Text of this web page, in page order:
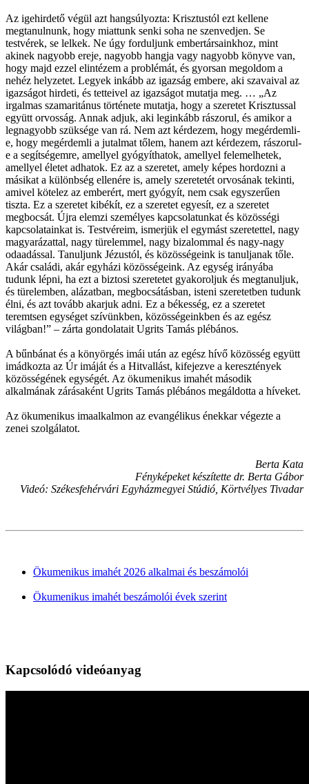
Az igehirdető végül azt hangsúlyozta: Krisztustól ezt kellene
megtanulnunk, hogy miattunk senki soha ne szenvedjen. Se
testvérek, se lelkek. Ne úgy forduljunk embertársainkhoz, mint
akinek nagyobb ereje, nagyobb hangja vagy nagyobb könyve van,
hogy majd ezzel elintézem a problémát, és gyorsan megoldom a
nehéz helyzetet. Legyek inkább az igazság embere, aki szavaival az
igazságot hirdeti, és tetteivel az igazságot mutatja meg. … „Az
irgalmas szamaritánus története mutatja, hogy a szeretet Krisztussal
együtt orvosság. Annak adjuk, aki leginkább rászorul, és amikor a
legnagyobb szüksége van rá. Nem azt kérdezem, hogy megérdemli-
e, hogy megérdemli a jutalmat tőlem, hanem azt kérdezem, rászorul-
e a segítségemre, amellyel gyógyíthatok, amellyel felemelhetek,
amellyel életet adhatok. Ez az a szeretet, amely képes hordozni a
másikat a különbség ellenére is, amely szeretetét orvosának tekinti,
amivel kötelez az emberért, mert gyógyít, nem csak egyszerűen
tiszta. Ez a szeretet kibékít, ez a szeretet egyesít, ez a szeretet
megbocsát. Újra elemzi személyes kapcsolatunkat és közösségi
kapcsolatainkat is. Testvéreim, ismerjük el egymást szeretettel, nagy
magyarázattal, nagy türelemmel, nagy bizalommal és nagy-nagy
odaadással. Tanuljunk Jézustól, és közösségeink is tanuljanak tőle.
Akár családi, akár egyházi közösségeink. Az egység irányába
tudunk lépni, ha ezt a biztosi szeretetet gyakoroljuk és megtanuljuk,
és türelemben, alázatban, megbocsátásban, isteni szeretetben tudunk
élni, és azt tovább akarjuk adni. Ez a békesség, ez a szeretet
teremtsen egységet szívünkben, közösségeinkben és az egész
világban!” – zárta gondolatait Ugrits Tamás plébános.
A bűnbánat és a könyörgés imái után az egész hívő közösség együtt
imádkozta az Úr imáját és a Hitvallást, kifejezve a keresztények
közösségének egységét. Az ökumenikus imahét második
alkalmának zárásaként Ugrits Tamás plébános megáldotta a híveket.
Az ökumenikus imaalkalmon az evangélikus énekkar végezte a
zenei szolgálatot.
Berta Kata
Fényképeket készítette dr. Berta Gábor
Videó: Székesfehérvári Egyházmegyei Stúdió, Körtvélyes Tivadar
Ökumenikus imahét 2026 alkalmai és beszámolói
Ökumenikus imahét beszámolói évek szerint
Kapcsolódó videóanyag